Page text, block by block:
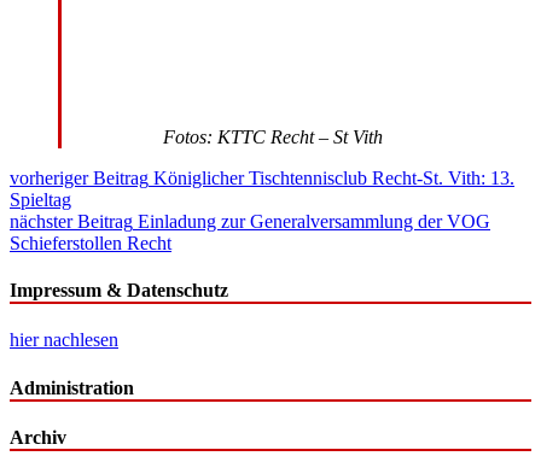
Fotos: KTTC Recht – St Vith
Beitragsnavigation
vorheriger Beitrag Königlicher Tischtennisclub Recht-St. Vith: 13.
Spieltag
nächster Beitrag Einladung zur Generalversammlung der VOG
Schieferstollen Recht
Impressum & Datenschutz
hier nachlesen
Administration
Archiv